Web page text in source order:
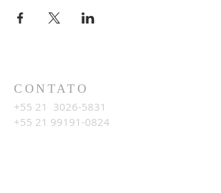
CONTATO
+55 21 3026-5831
+55 21 99191-0824